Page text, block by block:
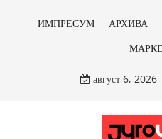
ИМПРЕСУМ АРХИВА
август 6, 2026